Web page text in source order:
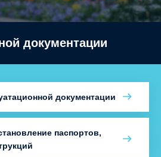
документации
документации
паспортов,